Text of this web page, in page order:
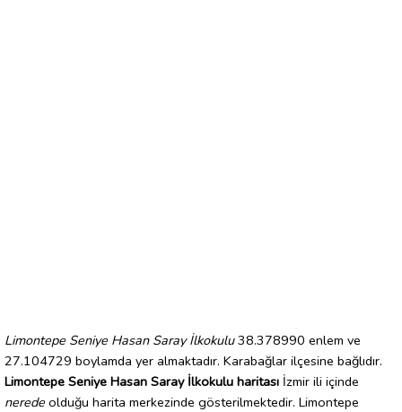
Limontepe Seniye Hasan Saray İlkokulu38.378990 enlem ve
27.104729 boylamda yer almaktadır. Karabağlar ilçesine bağlıdır.
Limontepe Seniye Hasan Saray İlkokulu haritası İzmir ili içinde
nerede olduğu harita merkezinde gösterilmektedir. Limontepe